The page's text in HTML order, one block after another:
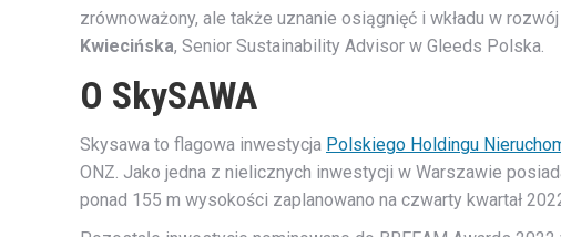
zrównoważony, ale także uznanie osiągnięć i wkładu w
Kwiecińska, Senior Sustainability Advisor w Gleeds Polska.
O SkySAWA
Skysawa to flagowa inwestycja Polskiego Holdingu
ONZ. Jako jedna z nielicznych inwestycji w Warszawie
ponad 155 m wysokości zaplanowano na czwarty kwartał